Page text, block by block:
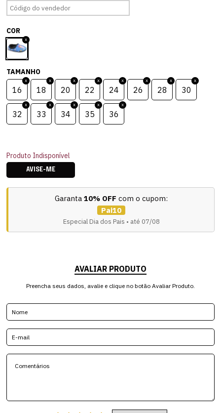
COR
TAMANHO
16 18 20 22 24 26 28 30
32 33 34 35 36
Produto Indisponível
AVISE-ME
Garanta 10% OFF com o cupom:
Pai10
Especial Dia dos Pais • até 07/08
AVALIAR PRODUTO
Preencha seus dados, avalie e clique no botão Avaliar Produto.